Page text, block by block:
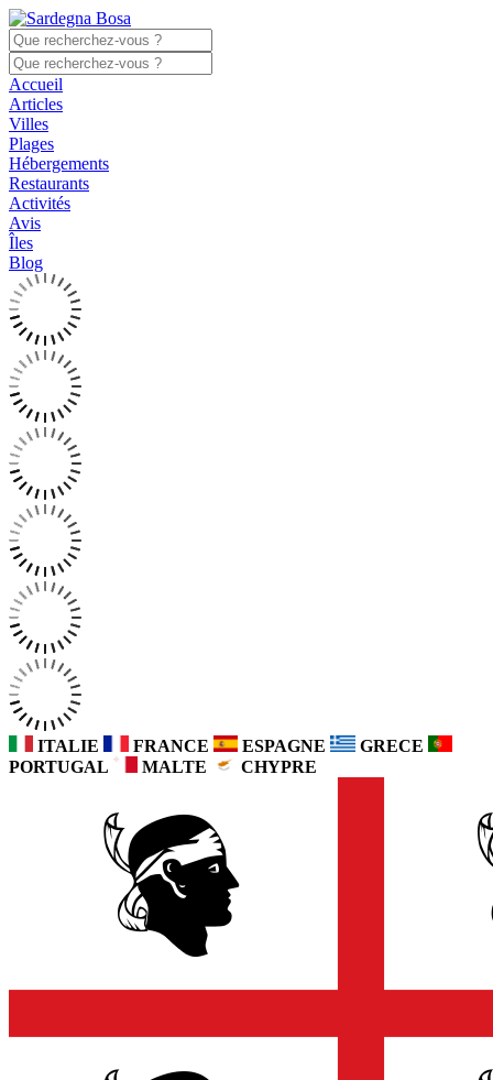
Accueil
Articles
Villes
Plages
Hébergements
Restaurants
Activités
Avis
Îles
Blog
ITALIE FRANCE ESPAGNE
GRECE
PORTUGAL
MALTE CHYPRE